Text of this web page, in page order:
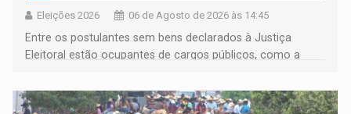
Eleições 2026 06 de Agosto de 2026 às 14:45
Entre os postulantes sem bens declarados à Justiça
Eleitoral estão ocupantes de cargos públicos, como a
Pedro Geovar (PP) e a vice-prefeita Magna dos Anjos
(NOVO)